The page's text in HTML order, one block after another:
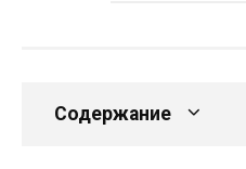
Содержание